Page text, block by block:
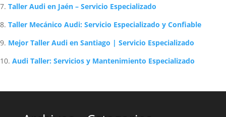
Taller Audi en Jaén – Servicio Especializado
Taller Mecánico Audi: Servicio Especializado y Confiable
Mejor Taller Audi en Santiago | Servicio Especializado
Audi Taller: Servicios y Mantenimiento Especializado